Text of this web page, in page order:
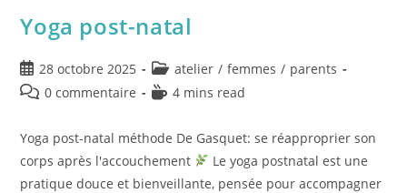
Yoga post-natal
28 octobre 2025 atelier / femmes / parents
0 commentaire
4 mins read
Yoga post-natal méthode De Gasquet: se réapproprier son
corps après l'accouchement
Le yoga postnatal est une
pratique douce et bienveillante, pensée pour accompagner